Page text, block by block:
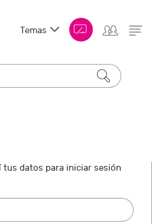
Temas
tus datos para iniciar sesión